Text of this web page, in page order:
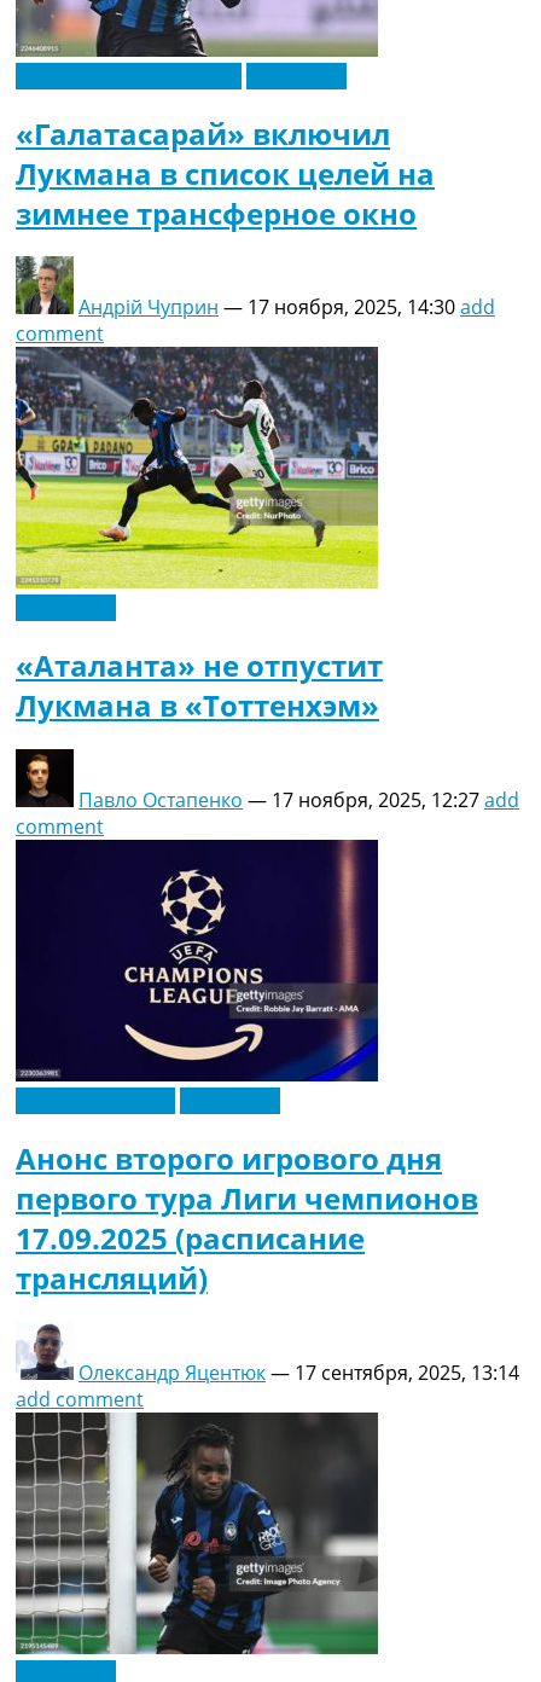
«Галатасарай» включил
Лукмана в список целей на
зимнее трансферное окно
Андрій Чуприн — 17 ноября, 2025, 14:30add
comment
«Аталанта» не отпустит
Лукмана в «Тоттенхэм»
Павло Остапенко — 17 ноября, 2025, 12:27add
comment
Анонс второго игрового дня
первого тура Лиги чемпионов
17.09.2025 (расписание
трансляций)
Олександр Яцентюк— 17 сентября, 2025, 13:14
add comment